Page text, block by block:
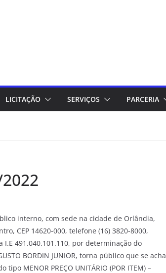
LICITAÇÃO SERVIÇOS PARCERIA
2022
interno, com sede na cidade de Orlândia,
CEP 14620-000, telefone (16) 3820-8000,
I.E 491.040.101.110, por determinação do
BORDIN JUNIOR, torna público que se acha
MENOR PREÇO UNITÁRIO (POR ITEM) –